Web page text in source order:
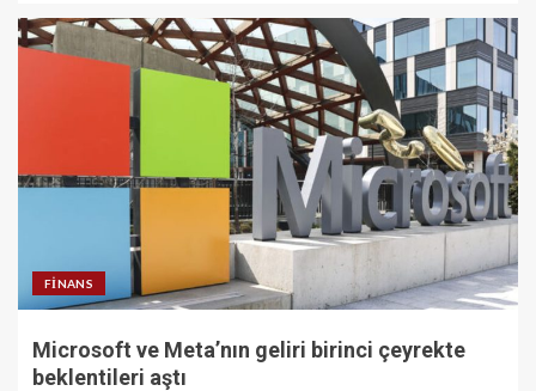
FINANS
Microsoft ve Meta’nın geliri birinci çeyrekte
beklentileri aştı